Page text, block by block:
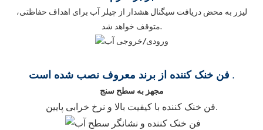
لیزر به محض دریافت سیگنال هشدار از چیلر آب برای اهداف حفاظتی،
متوقف خواهد شد.
فن خنک کننده از برند معروف نصب شده است .
مجهز به سطح سنج
فن خنک کننده با کیفیت بالا و نرخ خرابی پایین.